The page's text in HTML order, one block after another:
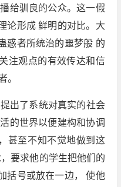
给驯良的公众。这一假
论形成 鲜明的对比。大
惑者所统治的噩梦般 的
注观点的有效传达和信
。
出了系统对真实的社会
的世界以便建构和协调
甚至不知不觉地做到这
要求他的学生把他们的
括号或放在一边， 使他